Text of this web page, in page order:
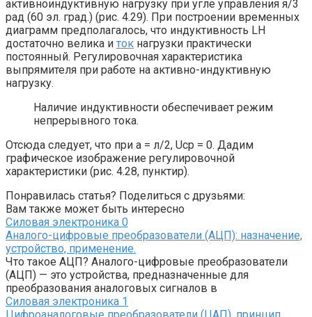
активноиндуктивную нагрузку при угле управления я/3
рад (60 эл. град.) (рис. 4.29). При построении временных
диаграмм предполагалось, что индуктивность LH
достаточно велика и ток нагрузки практически
постоянный. Регулировочная характеристика
выпрямителя при работе на активно-индуктивную
нагрузку.
Наличие индуктивности обеспечивает режим
непрерывного тока.
Отсюда следует, что при а = л/2, Ucp = 0. Дадим
графическое изображение регулировочной
характеристики (рис. 4.28, пунктир).
Понравилась статья? Поделиться с друзьями:
Вам также может быть интересно
Силовая электроника 0
Аналого-цифровые преобразователи (АЦП): назначение,
устройство, применение.
Что такое АЦП? Аналого-цифровые преобразователи
(АЦП) — это устройства, предназначенные для
преобразования аналоговых сигналов в
Силовая электроника 1